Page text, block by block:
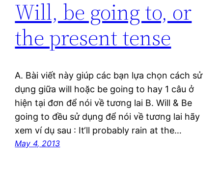
Will, be going to, or
the present tense
A. Bài viết này giúp các bạn lựa chọn cách sử
dụng giữa will hoặc be going to hay 1 câu ở
hiện tại đơn để nói về tương lai B. Will & Be
going to đều sử dụng để nói về tương lai hãy
xem ví dụ sau : It‘ll probably rain at the…
May 4, 2013